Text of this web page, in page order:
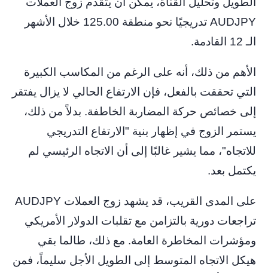
AUDJPY تدريجيًا نحو منطقة 125.00 خلال الأشهر
الـ 12 القادمة.
الأهم من ذلك، أنه على الرغم من المكاسب الكبيرة
التي تحققت بالفعل، فإن الارتفاع الحالي لا يزال يفتقر
إلى خصائص حركة المضاربة الخاطفة. بدلاً من ذلك،
يستمر الزوج في إظهار بنية "الارتفاع التدريجي
للاتجاه"، مما يشير غالبًا إلى أن الاتجاه الرئيسي لم
يكتمل بعد.
على المدى القريب، قد يشهد زوج العملات AUDJPY
تراجعات دورية بالتزامن مع تقلبات الدولار الأمريكي
ومؤشرات المخاطرة العامة. مع ذلك، طالما بقي
هيكل الاتجاه المتوسط ​​إلى الطويل الأجل سليماً، فمن